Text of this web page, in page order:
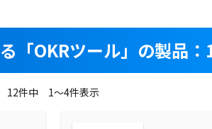
「OKRツール」の製品
12件中 1～4件表示